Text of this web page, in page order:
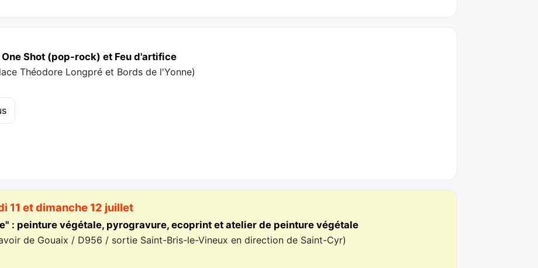
Shot (pop-rock) et Feu d'artifice
Théodore Longpré et Bords de l'Yonne)
11 et dimanche 12 juillet
: peinture végétale, pyrogravure, ecoprint et atelier de peinture végétale
de Gouaix / D956 / sortie Saint-Bris-le-Vineux en direction de Saint-Cyr)